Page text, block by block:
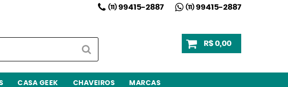
(11)99415-2887 (11)99415-2887
R$ 0,00
CASA GEEK CHAVEIROS MARCAS